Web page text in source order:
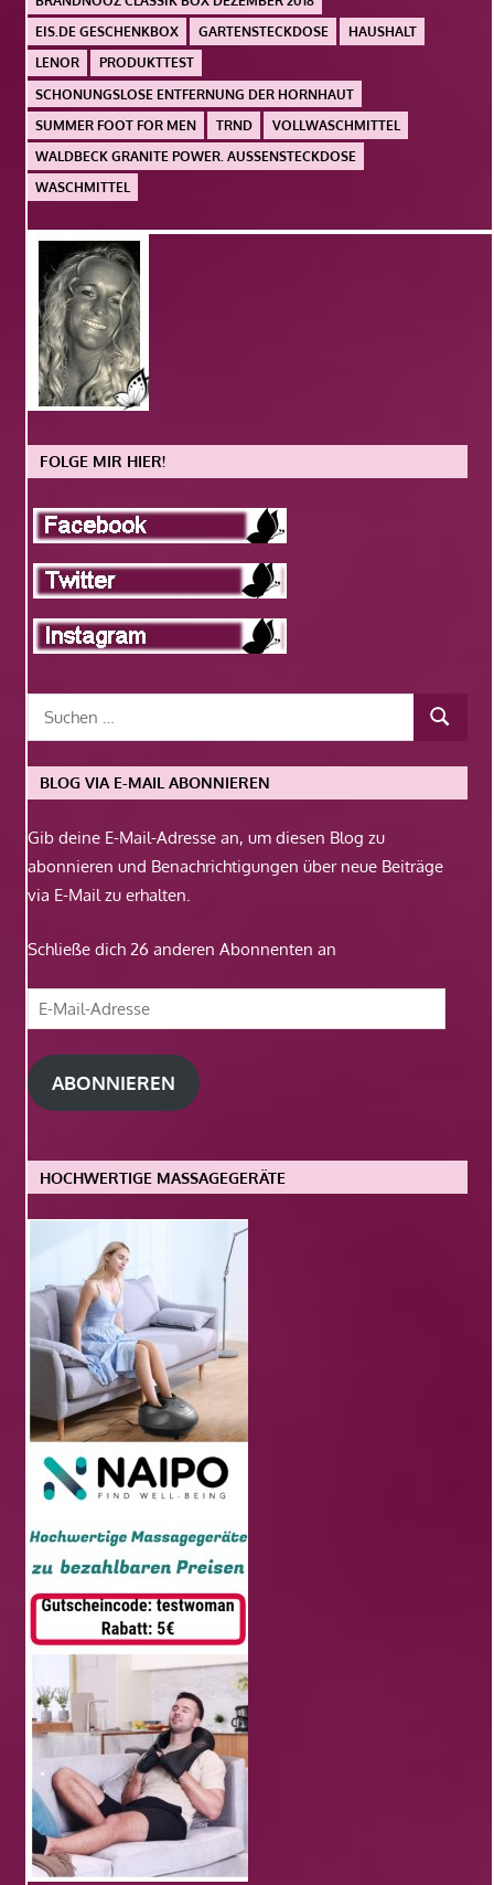
EIS.DE GESCHENKBOX
GARTENSTECKDOSE
HAUSHALT
LENOR
PRODUKTTEST
SCHONUNGSLOSE ENTFERNUNG DER HORNHAUT
SUMMER FOOT FOR MEN
TRND
VOLLWASCHMITTEL
WALDBECK GRANITE POWER. AUSSENSTECKDOSE
WASCHMITTEL
FOLGE MIR HIER!
BLOG VIA E-MAIL ABONNIEREN
Gib deine E-Mail-Adresse an, um diesen Blog zu
abonnieren und Benachrichtigungen über neue Beiträge
via E-Mail zu erhalten.
Schließe dich 26 anderen Abonnenten an
E-
Mail-
Adresse
ABONNIEREN
HOCHWERTIGE MASSAGEGERÄTE